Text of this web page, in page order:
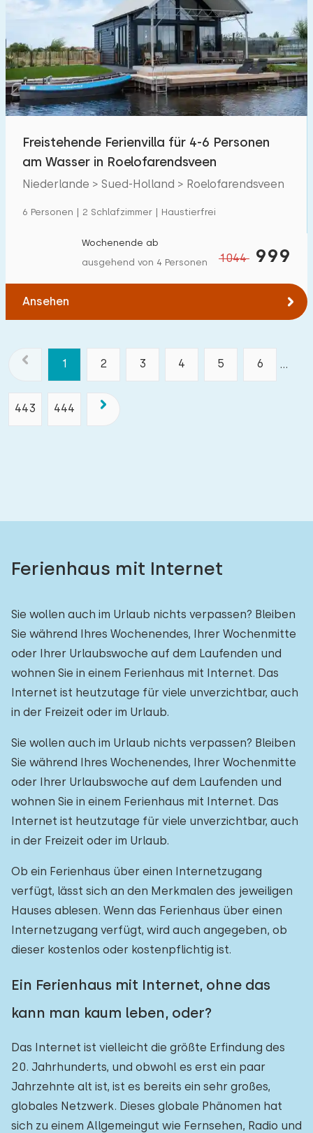
Freistehende Ferienvilla für 4-6 Personen
am Wasser in Roelofarendsveen
Niederlande > Sued-Holland > Roelofarendsveen
6 Personen | 2 Schlafzimmer | Haustierfrei
1044 999
Wochenende ab
ausgehend von 4 Personen
Ansehen
1 2 3 4 5 6 ...
443 444
Ferienhaus mit Internet
Sie wollen auch im Urlaub nichts verpassen? Bleiben
Sie während Ihres Wochenendes, Ihrer Wochenmitte
oder Ihrer Urlaubswoche auf dem Laufenden und
wohnen Sie in einem Ferienhaus mit Internet. Das
Internet ist heutzutage für viele unverzichtbar, auch
in der Freizeit oder im Urlaub.
Sie wollen auch im Urlaub nichts verpassen? Bleiben
Sie während Ihres Wochenendes, Ihrer Wochenmitte
oder Ihrer Urlaubswoche auf dem Laufenden und
wohnen Sie in einem Ferienhaus mit Internet. Das
Internet ist heutzutage für viele unverzichtbar, auch
in der Freizeit oder im Urlaub.
Ob ein Ferienhaus über einen Internetzugang
verfügt, lässt sich an den Merkmalen des jeweiligen
Hauses ablesen. Wenn das Ferienhaus über einen
Internetzugang verfügt, wird auch angegeben, ob
dieser kostenlos oder kostenpflichtig ist.
Ein Ferienhaus mit Internet, ohne das
kann man kaum leben, oder?
Das Internet ist vielleicht die größte Erfindung des
20. Jahrhunderts, und obwohl es erst ein paar
Jahrzehnte alt ist, ist es bereits ein sehr großes,
globales Netzwerk. Dieses globale Phänomen hat
sich zu einem Allgemeingut wie Fernsehen, Radio und